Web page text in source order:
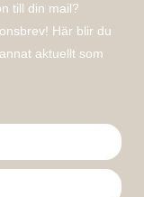
till din mail?
Här blir du
aktuellt som